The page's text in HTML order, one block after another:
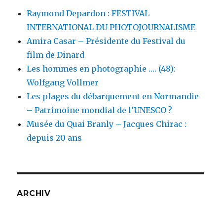
Raymond Depardon : FESTIVAL
INTERNATIONAL DU PHOTOJOURNALISME
Amira Casar – Présidente du Festival du
film de Dinard
Les hommes en photographie …. (48):
Wolfgang Vollmer
Les plages du débarquement en Normandie
– Patrimoine mondial de l’UNESCO ?
Musée du Quai Branly – Jacques Chirac :
depuis 20 ans
ARCHIV